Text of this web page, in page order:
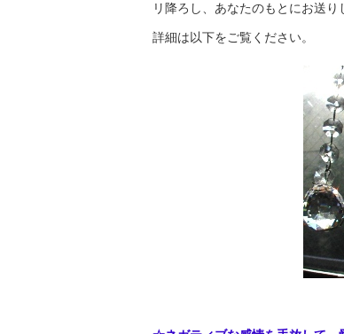
リ降ろし、あなたのもとにお送り
詳細は以下をご覧ください。